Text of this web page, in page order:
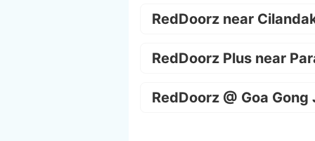
RedDoorz near
RedDoorz Plus near
RedDoorz @ Goa